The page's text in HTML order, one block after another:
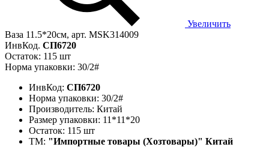
Увеличить
Ваза 11.5*20см, арт. MSK314009
ИнвКод. СП6720
Остаток: 115 шт
Норма упаковки: 30/2#
ИнвКод: СП6720
Норма упаковки: 30/2#
Производитель: Китай
Размер упаковки: 11*11*20
Остаток: 115 шт
ТМ: "Импортные товары (Хозтовары)" Китай